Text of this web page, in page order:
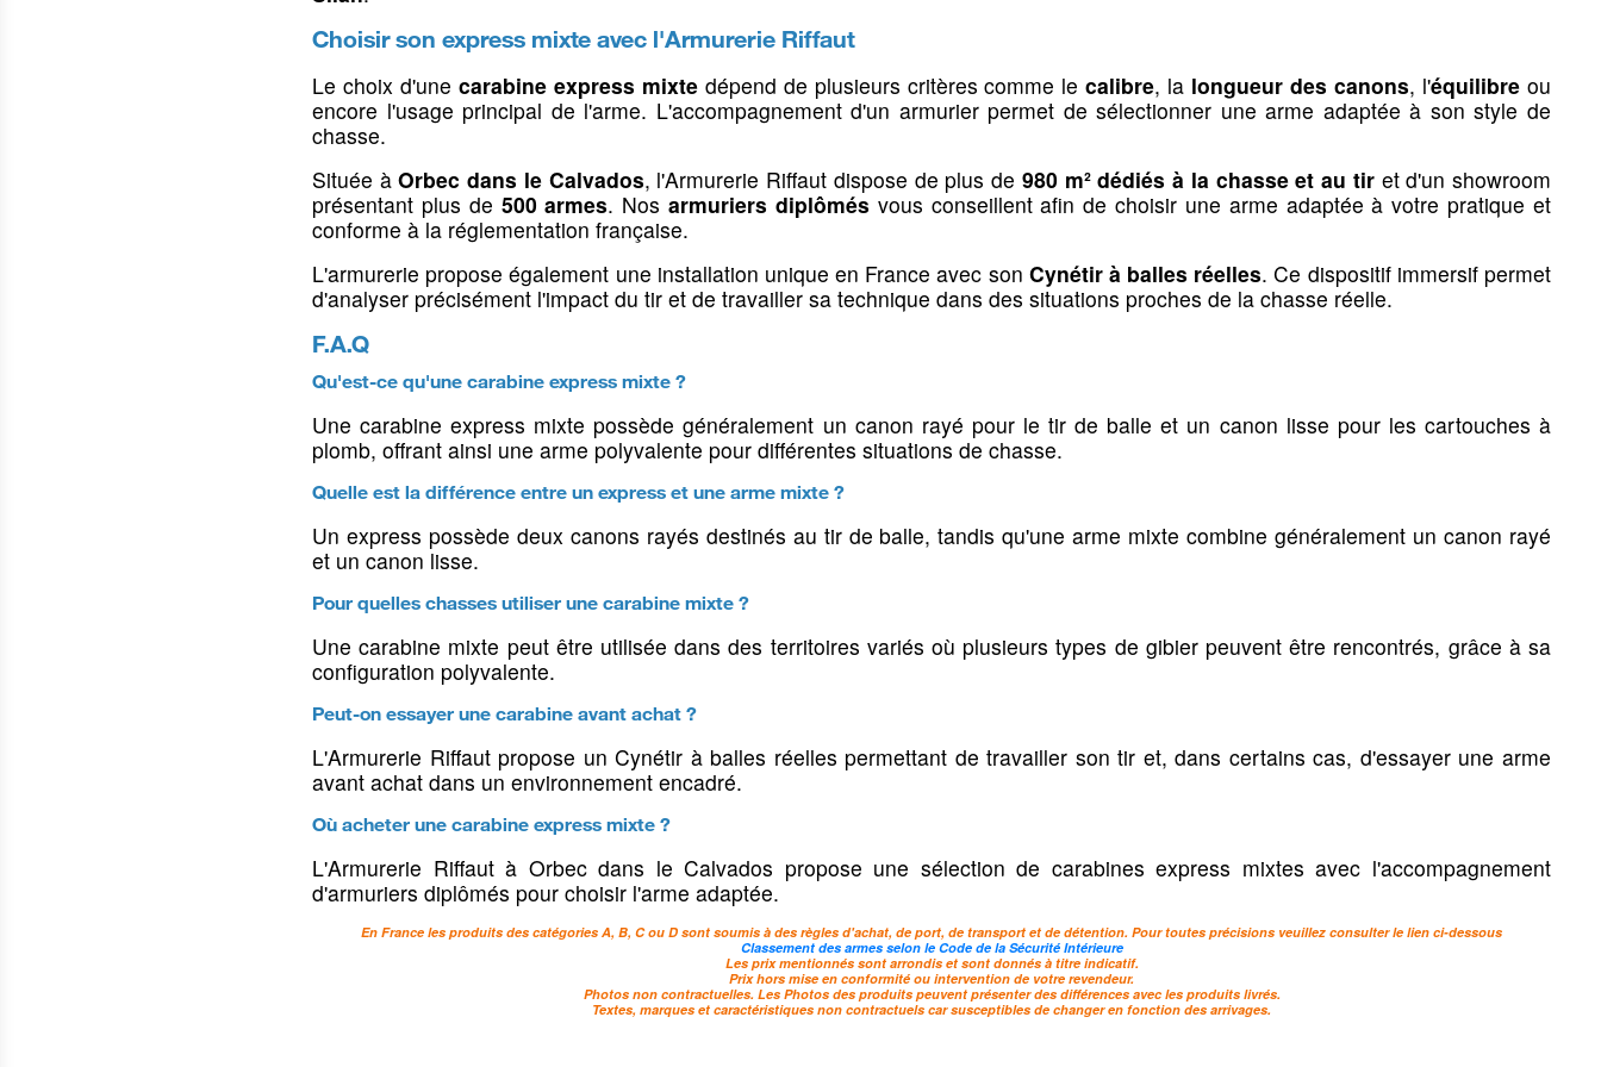
Housses pour armes de poing
Housses pour armes d'épaule
Stickers & décorations
transport
Cartouchières pochettes
Bretelles pour armes
Bretelles pour jumelles
Colliers, harnais & grelots Laisses & longes
Accouples & tubes ID
Colliers électronique &
GPS
Colliers GPS pour chiens
Colliers anti-aboiements
Clôtures électroniques
Accessoires colliers
Soins & transport des
chiens
Bols & brosses pour chiens
Chaussures, bottes &
chaussettes
Bottes & Waders
Entretien & accessoires
Pantalons & vestes
Pantalons de chasse
Pantalons militaires &
d'intervention
Vestes militaires &
Tenues de pluie
Gilets de chasse & de tir
Chemises, pulls & sous
vêtements
Pulls
Polos & T-Shirts
Tenues chauffantes & isolantes
Bretelles & ceintures
Chapeaux
Echarpes & chèches
Choisir son express mixte avec l'Armurerie Riffaut
Le choix d'une carabine express mixtedépend de plusieurs critères comme lecalibre, la longueur des canons, l'équilibre ou
encore l'usage principal de l'arme. L'accompagnement d'un armurier permet de sélectionner une arme adaptée à son style de
chasse.
Située àOrbec dans le Calvados, l'Armurerie Riffaut dispose de plus de 980 m² dédiés à la chasse et au tiret d'un showroom
présentant plus de 500 armes. Nosarmuriers diplômés vous conseillent afin de choisir une arme adaptée à votre pratique et
conforme à la réglementation française.
L'armurerie propose également une installation unique en France avec son Cynétir à balles réelles. Ce dispositif immersif permet
d'analyser précisément l'impact du tir et de travailler sa technique dans des situations proches de la chasse réelle.
F.A.Q
Qu'est-ce qu'une carabine express mixte ?
Une carabine express mixte possède généralement un canon rayé pour le tir de balle et un canon lisse pour les cartouches à
plomb, offrant ainsi une arme polyvalente pour différentes situations de chasse.
Quelle est la différence entre un express et une arme mixte ?
Un express possède deux canons rayés destinés au tir de balle, tandis qu'une arme mixte combine généralement un canon rayé
et un canon lisse.
Pour quelles chasses utiliser une carabine mixte ?
Une carabine mixte peut être utilisée dans des territoires variés où plusieurs types de gibier peuvent être rencontrés, grâce à sa
configuration polyvalente.
Peut-on essayer une carabine avant achat ?
L'Armurerie Riffaut propose un Cynétir à balles réelles permettant de travailler son tir et, dans certains cas, d'essayer une arme
avant achat dans un environnement encadré.
Où acheter une carabine express mixte ?
L'Armurerie Riffaut à Orbec dans le Calvados propose une sélection de carabines express mixtes avec l'accompagnement
d'armuriers diplômés pour choisir l'arme adaptée.
En France les produits des catégories A, B, C ou D sont soumis à des règles d'achat, de port, de transport et de détention. Pour toutes précisions veuillez consulter le lien ci-dessous
Classement des armes selon le Code de la Sécurité Intérieure
Les prix mentionnés sont arrondis et sont donnés à titre indicatif.
Prix hors mise en conformité ou intervention de votre revendeur.
Photos non contractuelles. Les Photos des produits peuvent présenter des différences avec les produits livrés.
Textes, marques et caractéristiques non contractuels car susceptibles de changer en fonction des arrivages.